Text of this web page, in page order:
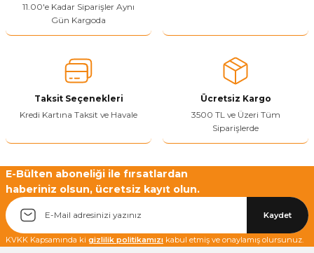
Ürün açıklamasında eksik bilgiler bulunuyor.
Sitenize Pek Güvenemedim
Bu ürüne benzer farklı alternatifler olmalı.
Yetkiliye Gönder
11.00'e Kadar Siparişler Aynı
Gün Kargoda
Taksit Seçenekleri
Kredi Kartına Taksit ve Havale
Ücretsiz Kargo
3500 TL ve Üzeri Tüm
Siparişlerde
E-Bülten aboneliği ile fırsatlardan
haberiniz olsun, ücretsiz kayıt olun.
Kaydet
KVKK Kapsamında ki gizlilik politikamızı kabul etmiş ve onaylamış olursunuz.